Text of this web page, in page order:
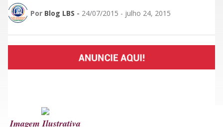
Por Blog LBS - 24/07/2015 - julho 24, 2015
Imagem Ilustrativa